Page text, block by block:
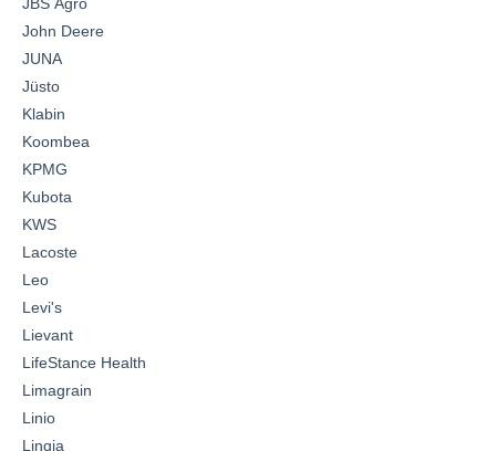
JBS Agro
John Deere
JUNA
Jüsto
Klabin
Koombea
KPMG
Kubota
KWS
Lacoste
Leo
Levi's
Lievant
LifeStance Health
Limagrain
Linio
Linqia